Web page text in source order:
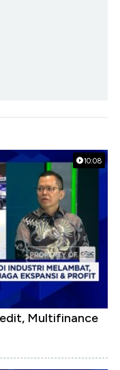
10:08
Multifinance